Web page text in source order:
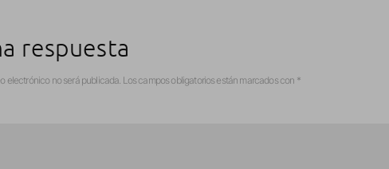
respuesta
electrónico no será publicada. Los campos obligatorios están marcados con *